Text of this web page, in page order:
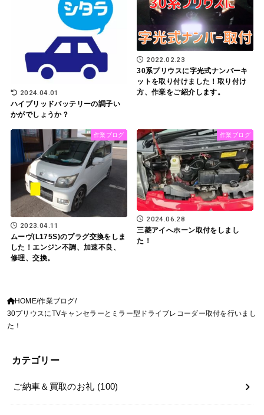
2024.04.01
ハイブリッドバッテリーの調子い
かがでしょうか？
2022.02.23
30系プリウスに字光式ナンバーキ
ットを取り付けました！取り付け
方、作業をご紹介します。
作業ブログ
2023.04.11
ムーヴ(L175S)のプラグ交換をしま
した！エンジン不調、加速不良、
修理、交換。
作業ブログ
2024.06.28
三菱アイへホーン取付をしまし
た！
HOME 作業ブログ
30プリウスにTVキャンセラーとミラー型ドライブレコーダー取付を行いまし
た！
カテゴリー
ご納車＆買取のお礼 (100)